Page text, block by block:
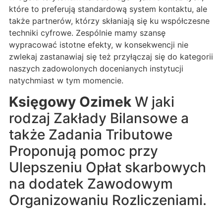
które to preferują standardową system kontaktu, ale
także partnerów, którzy skłaniają się ku współczesne
techniki cyfrowe. Zespólnie mamy szansę
wypracować istotne efekty, w konsekwencji nie
zwlekaj zastanawiaj się też przyłączaj się do kategorii
naszych zadowolonych docenianych instytucji
natychmiast w tym momencie.
Księgowy Ozimek W jaki
rodzaj Zakłady Bilansowe a
także Zadania Tributowe
Proponują pomoc przy
Ulepszeniu Opłat skarbowych
na dodatek Zawodowym
Organizowaniu Rozliczeniami.